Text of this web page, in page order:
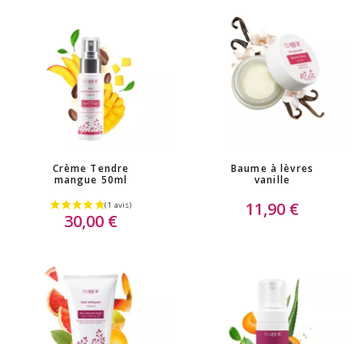
Crème Tendre
mangue 50ml
30,00 €
Baume à lèvres
vanille
11,90 €